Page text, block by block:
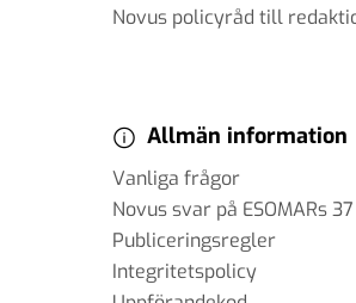
Novus policyråd till
Allmän information
Vanliga frågor
Novus svar på ESOMARs
Publiceringsregler
Integritetspolicy